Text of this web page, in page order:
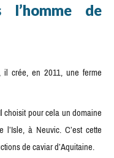
l’homme de
il crée, en 2011, une ferme
pour cela un domaine
à Neuvic. C’est cette
de caviar d’Aquitaine.